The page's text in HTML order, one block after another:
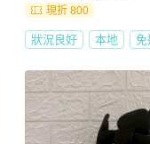
現折 800
狀況良好 本地 免